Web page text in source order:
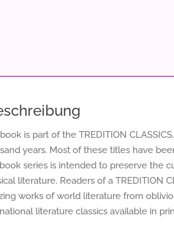
is part of the TREDITION
years. Most of these titles have
series is intended to preserve the
literature. Readers of a TREDITION
works of world literature from
literature classics available in